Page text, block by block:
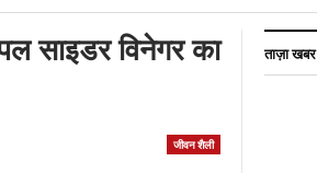
साइडर विनेगर का
जीवन शैली
ताज़ा खबर
BSNL ने यूजर्स को दिया